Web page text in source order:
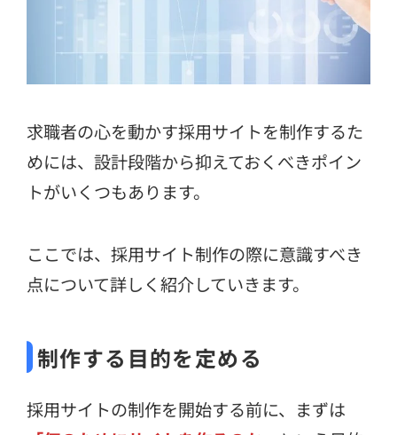
求職者の心を動かす採用サイトを制作するた
めには、設計段階から抑えておくべきポイン
トがいくつもあります。
ここでは、採用サイト制作の際に意識すべき
点について詳しく紹介していきます。
制作する目的を定める
採用サイトの制作を開始する前に、まずは